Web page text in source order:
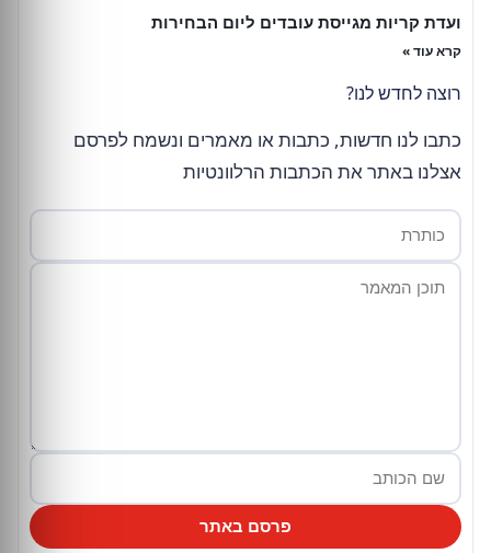
ועדת קריות מגייסת עובדים ליום הבחירות
קרא עוד »
רוצה לחדש לנו?
כתבו לנו חדשות, כתבות או מאמרים ונשמח לפרסם
אצלנו באתר את הכתבות הרלוונטיות
פרסם באתר